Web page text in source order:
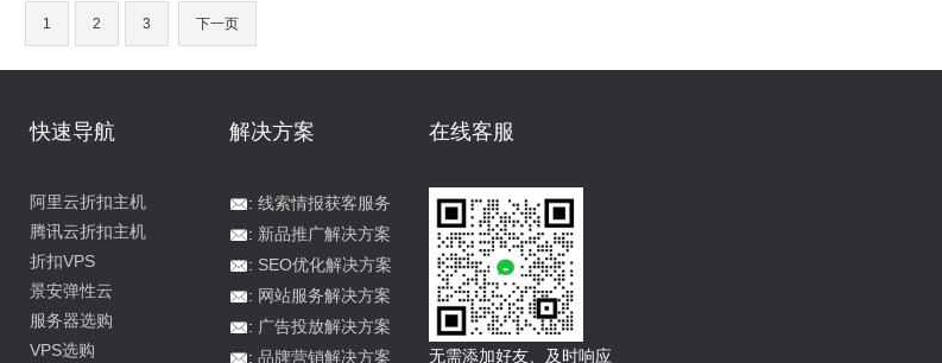
1 2 3 下一页
快速导航
阿里云折扣主机
腾讯云折扣主机
折扣VPS
景安弹性云
服务器选购
VPS选购
解决方案
: 线索情报获客服务
: 新品推广解决方案
: SEO优化解决方案
: 网站服务解决方案
: 广告投放解决方案
: 品牌营销解决方案
在线客服
无需添加好友、及时响应